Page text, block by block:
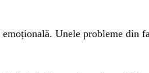
Unele probleme din